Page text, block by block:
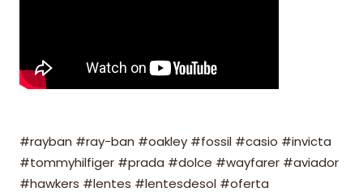
#rayban #ray-ban #oakley #fossil #casio #invicta
#tommyhilfiger #prada #dolce #wayfarer #aviador
#hawkers #lentes #lentesdesol #oferta